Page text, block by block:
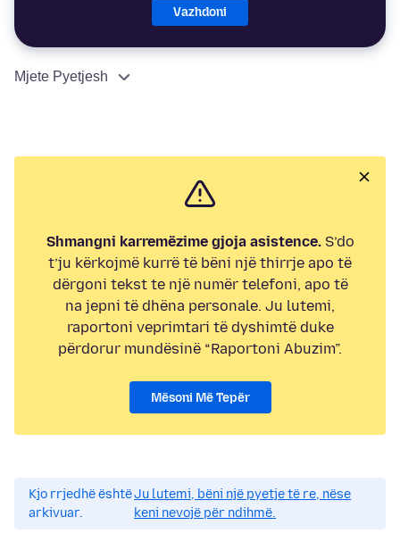
Vazhdoni
Mjete Pyetjesh
Shmangni karremëzime gjoja asistence.S’do
t’ju kërkojmë kurrë të bëni një thirrje apo të
dërgoni tekst te një numër telefoni, apo të
na jepni të dhëna personale. Ju lutemi,
raportoni veprimtari të dyshimtë duke
përdorur mundësinë “Raportoni Abuzim”.
Mësoni Më Tepër
Kjo rrjedhë është
arkivuar.
Ju lutemi, bëni një pyetje të re, nëse
keni nevojë për ndihmë.